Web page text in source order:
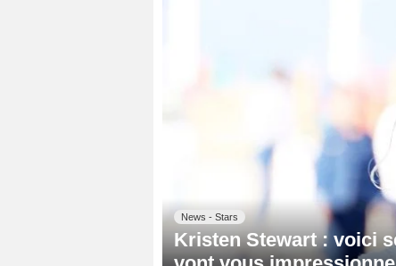
News - Stars
Kristen Stewart : voici